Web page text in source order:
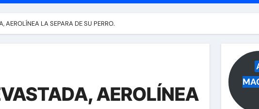
AEROLÍNEA LA SEPARA DE SU PERRO.
AEROLÍNEA